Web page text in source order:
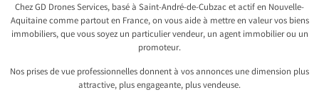
Chez GD Drones Services, basé à Saint-André-de-Cubzac et actif en Nouvelle-
Aquitaine comme partout en France, on vous aide à mettre en valeur vos biens
immobiliers, que vous soyez un particulier vendeur, un agent immobilier ou un
promoteur.
Nos prises de vue professionnelles donnent à vos annonces une dimension plus
attractive, plus engageante, plus vendeuse.